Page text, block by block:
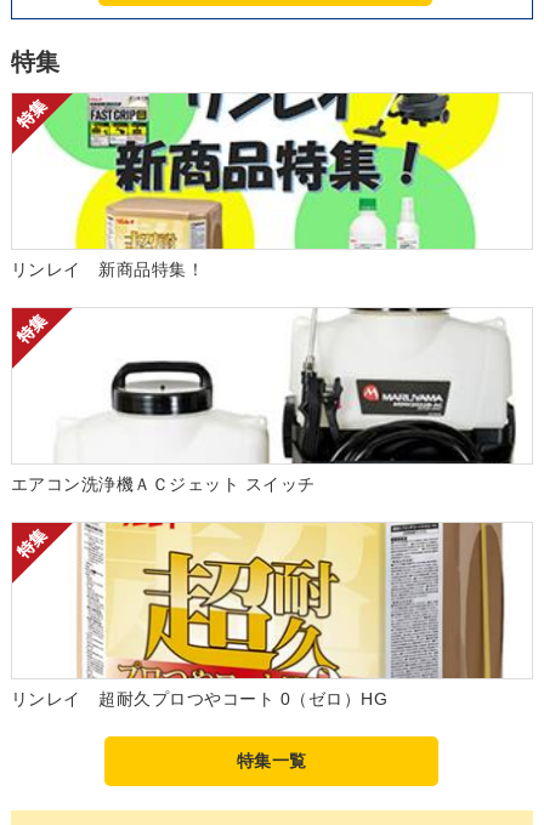
特集
リンレイ 新商品特集！
エアコン洗浄機ＡＣジェット スイッチ
リンレイ 超耐久プロつやコート 0（ゼロ）HG
特集一覧